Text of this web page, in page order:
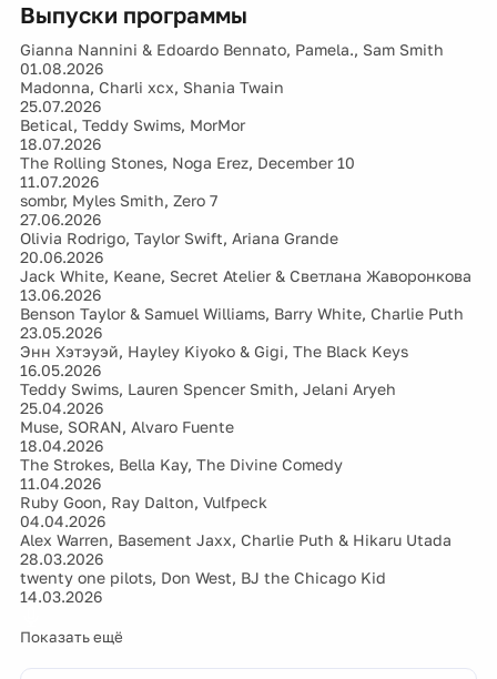
Выпуски программы
Gianna Nannini & Edoardo Bennato, Pamela., Sam Smith
01.08.2026
Madonna, Charli xcx, Shania Twain
25.07.2026
Betical, Teddy Swims, MorMor
18.07.2026
The Rolling Stones, Noga Erez, December 10
11.07.2026
sombr, Myles Smith, Zero 7
27.06.2026
Olivia Rodrigo, Taylor Swift, Ariana Grande
20.06.2026
Jack White, Keane, Secret Atelier & Светлана Жаворонкова
13.06.2026
Benson Taylor & Samuel Williams, Barry White, Charlie Puth
23.05.2026
Энн Хэтэуэй, Hayley Kiyoko & Gigi, The Black Keys
16.05.2026
Teddy Swims, Lauren Spencer Smith, Jelani Aryeh
25.04.2026
Muse, SORAN, Alvaro Fuente
18.04.2026
The Strokes, Bella Kay, The Divine Comedy
11.04.2026
Ruby Goon, Ray Dalton, Vulfpeck
04.04.2026
Alex Warren, Basement Jaxx, Charlie Puth & Hikaru Utada
28.03.2026
twenty one pilots, Don West, BJ the Chicago Kid
14.03.2026
Показать ещё